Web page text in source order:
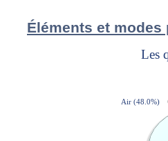
Éléments et modes